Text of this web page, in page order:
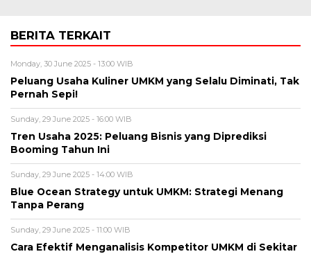
BERITA TERKAIT
Monday, 30 June 2025 - 13:00 WIB
Peluang Usaha Kuliner UMKM yang Selalu Diminati, Tak
Pernah Sepi!
Sunday, 29 June 2025 - 16:00 WIB
Tren Usaha 2025: Peluang Bisnis yang Diprediksi
Booming Tahun Ini
Sunday, 29 June 2025 - 14:00 WIB
Blue Ocean Strategy untuk UMKM: Strategi Menang
Tanpa Perang
Sunday, 29 June 2025 - 11:00 WIB
Cara Efektif Menganalisis Kompetitor UMKM di Sekitar